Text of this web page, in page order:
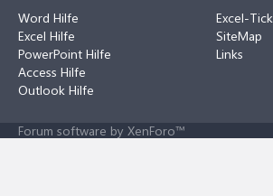
Word Hilfe
Excel Hilfe
PowerPoint Hilfe
Access Hilfe
Outlook Hilfe
Excel-
SiteMap
Links
Forum software by XenForo™